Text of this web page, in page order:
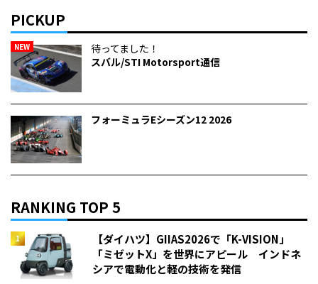
PICKUP
NEW
待ってました！
スバル/STI Motorsport通信
フォーミュラEシーズン12 2026
RANKING TOP 5
【ダイハツ】GIIAS2026で「K-VISION」
「ミゼットX」を世界にアピール インドネ
シアで電動化と軽の技術を発信